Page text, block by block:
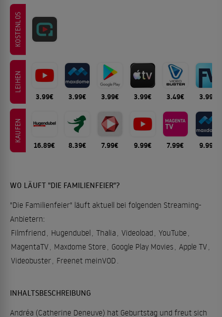
KOSTENLOS
LEIHEN
3.99€ 3.99€ 3.99€ 3.99€ 3.49€ 3.99€
KAUFEN
16.89€ 8.39€ 7.99€ 9.99€ 7.99€ 9.99€
WO LÄUFT "DIE FAMILIENFEIER"?
"Die Familienfeier" läuft aktuell bei folgenden Streaming-
Anbietern:
Filmfriend
Hugendubel Thalia Videoload YouTube
MagentaTV Maxdome Store Google Play Movies Apple TV
Videobuster Freenet meinVOD
INHALTSBESCHREIBUNG
Andréa (Catherine Deneuve) hat Geburtstag und freut sich